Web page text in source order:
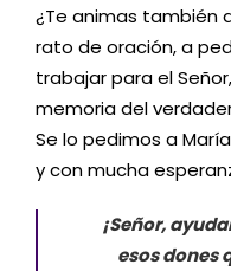
¿Te animas también
rato de oración, a
trabajar para el
memoria del
Se lo pedimos a
y con mucha
¡Señor,
esos dones